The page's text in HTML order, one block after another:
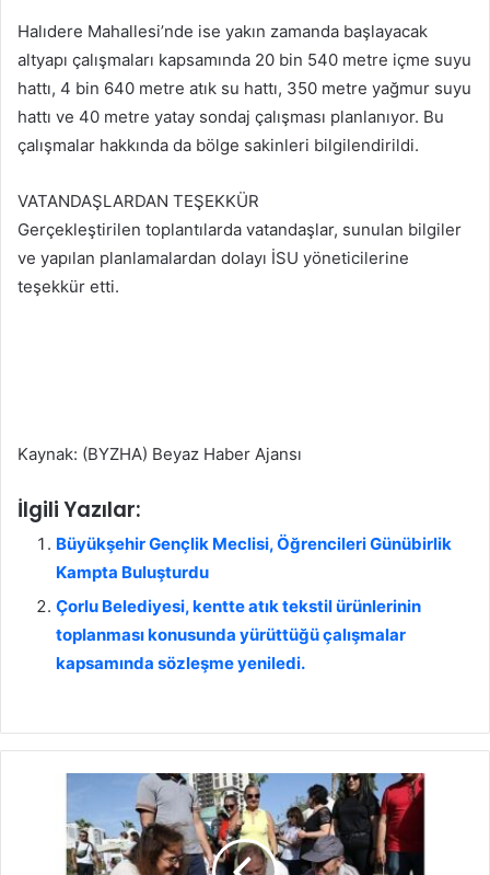
Halıdere Mahallesi’nde ise yakın zamanda başlayacak
altyapı çalışmaları kapsamında 20 bin 540 metre içme suyu
hattı, 4 bin 640 metre atık su hattı, 350 metre yağmur suyu
hattı ve 40 metre yatay sondaj çalışması planlanıyor. Bu
çalışmalar hakkında da bölge sakinleri bilgilendirildi.
VATANDAŞLARDAN TEŞEKKÜR
Gerçekleştirilen toplantılarda vatandaşlar, sunulan bilgiler
ve yapılan planlamalardan dolayı İSU yöneticilerine
teşekkür etti.
Kaynak: (BYZHA) Beyaz Haber Ajansı
İlgili Yazılar:
Büyükşehir Gençlik Meclisi, Öğrencileri Günübirlik
Kampta Buluşturdu
Çorlu Belediyesi, kentte atık tekstil ürünlerinin
toplanması konusunda yürüttüğü çalışmalar
kapsamında sözleşme yeniledi.